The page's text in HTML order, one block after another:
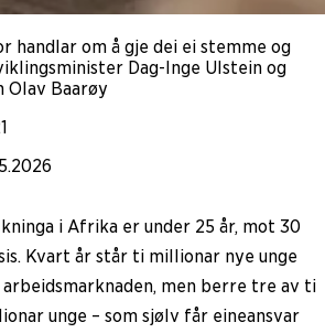
handlar om å gje dei ei stemme og
Dag-Inge Ulstein og
Olav Baarøy
i Afrika er under 25 år, mot 30
Kvart år står ti millionar nye unge
men berre tre av ti
unge – som sjølv får eineansvar